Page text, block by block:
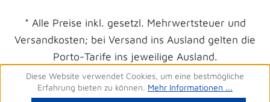
* Alle Preise inkl. gesetzl. Mehrwertsteuer und
Versandkosten; bei Versand ins Ausland gelten die
Porto-Tarife ins jeweilige Ausland.
Diese Website verwendet Cookies, um eine bestmögliche
Erfahrung bieten zu können. Mehr Informationen ...